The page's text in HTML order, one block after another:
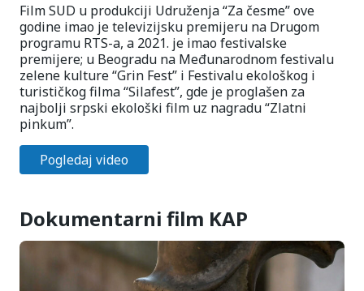
Film SUD u produkciji Udruženja “Za česme” ove
godine imao je televizijsku premijeru na Drugom
programu RTS-a, a 2021. je imao festivalske
premijere; u Beogradu na Međunarodnom festivalu
zelene kulture “Grin Fest” i Festivalu ekološkog i
turističkog filma “Silafest”, gde je proglašen za
najbolji srpski ekološki film uz nagradu “Zlatni
pinkum”.
Pogledaj video
Dokumentarni film KAP